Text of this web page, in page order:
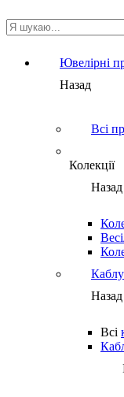
Ювелірні
Назад
Всі
Колекції
Назад
Назад
Всі